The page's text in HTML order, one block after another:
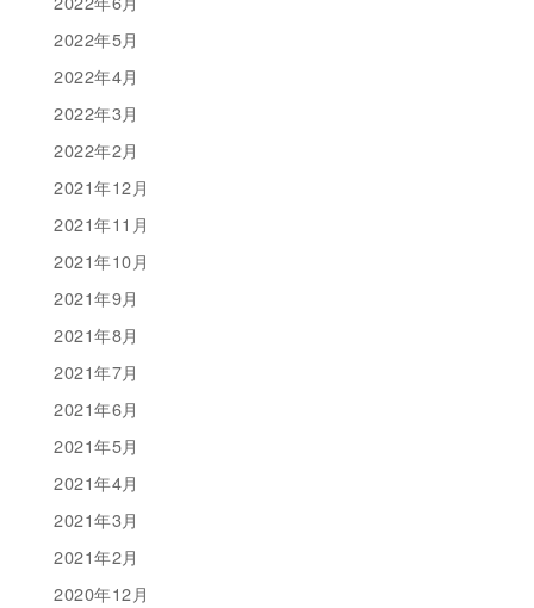
2022年5月
2022年4月
2022年3月
2022年2月
2021年12月
2021年11月
2021年10月
2021年9月
2021年8月
2021年7月
2021年6月
2021年5月
2021年4月
2021年3月
2021年2月
2020年12月